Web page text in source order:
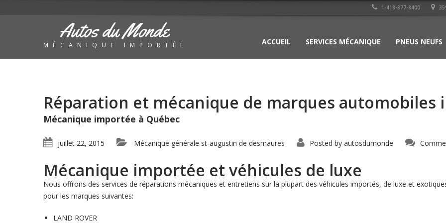
1-418-877-8400
Autos du Monde
MÉCANIQUE IMPORTÉE ACCUEIL SERVICES MÉCANIQUE PNEUS NEUFS
Réparation et mécanique de marques automobiles
Mécanique importée à Québec
juillet 22, 2015 Mécanique générale st-augustin de desmaures Posted by autosdumonde
Mécanique importée et véhicules de luxe
Nous offrons des services de réparations mécaniques et entretiens sur la plupart des véhicules importés, de luxe et
pour les marques suivantes:
LAND ROVER